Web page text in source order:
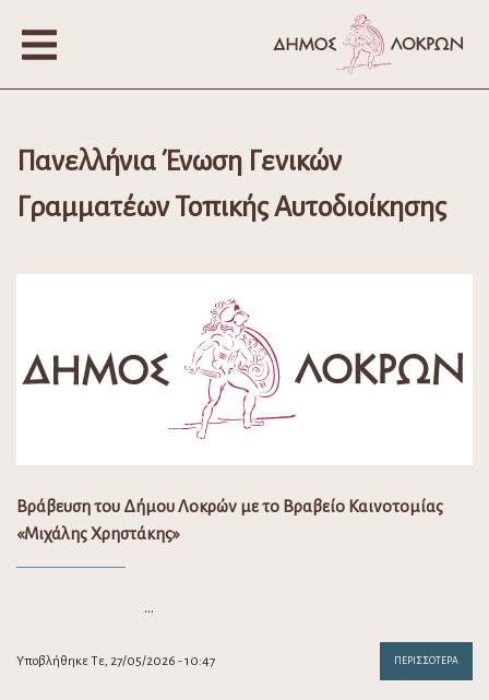
Πανελλήνια Ένωση Γενικών
Γραμματέων Τοπικής Αυτοδιοίκησης
Βράβευση του Δήμου Λοκρών με το Βραβείο Καινοτομίας
«Μιχάλης Χρηστάκης»
…
Υποβλήθηκε Τε, 27/05/2026 - 10:47 ΠΕΡΙΣΣΌΤΕΡΑ